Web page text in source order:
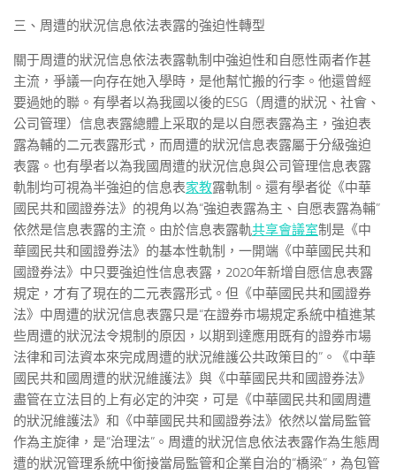
三、周遭的狀況信息依法表露的強迫性轉型
關于周遭的狀況信息依法表露軌制中強迫性和自愿性兩者作甚
主流，爭議一向存在她入學時，是他幫忙搬的行李。他還曾經
要過她的聯。有學者以為我國以後的ESG（周遭的狀況、社會、
公司管理）信息表露總體上采取的是以自愿表露為主，強迫表
露為輔的二元表露形式，而周遭的狀況信息表露屬于分級強迫
表露。也有學者以為我國周遭的狀況信息與公司管理信息表露
軌制均可視為半強迫的信息表家教露軌制。還有學者從《中華
國民共和國證券法》的視角以為“強迫表露為主、自愿表露為輔”
依然是信息表露的主流。由於信息表露軌共享會議室制是《中
華國民共和國證券法》的基本性軌制，一開端《中華國民共和
國證券法》中只要強迫性信息表露，2020年新增自愿信息表露
規定，才有了現在的二元表露形式。但《中華國民共和國證券
法》中周遭的狀況信息表露只是“在證券市場規定系統中植進某
些周遭的狀況法令規制的原因，以期到達應用既有的證券市場
法律和司法資本來完成周遭的狀況維護公共政策目的”。《中華
國民共和國周遭的狀況維護法》與《中華國民共和國證券法》
盡管在立法目的上有必定的沖突，可是《中華國民共和國周遭
的狀況維護法》和《中華國民共和國證券法》依然以當局監管
作為主旋律，是“治理法”。周遭的狀況信息依法表露作為生態周
遭的狀況管理系統中銜接當局監管和企業自治的“橋梁”，為包管